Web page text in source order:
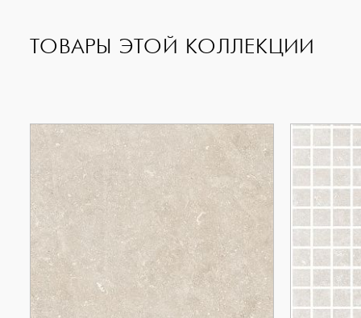
ТОВАРЫ ЭТОЙ КОЛЛЕКЦИИ